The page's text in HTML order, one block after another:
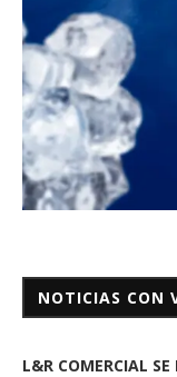
NOTICIAS CON
L&R COMERCIAL